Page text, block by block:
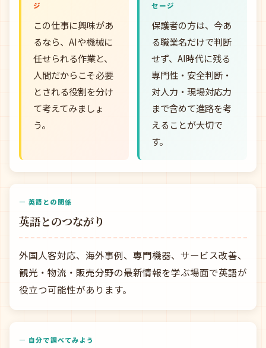
ジ
この仕事に興味があ
るなら、AIや機械に
任せられる作業と、
人間だからこそ必要
とされる役割を分け
て考えてみましょ
う。
セージ
保護者の方は、今あ
る職業名だけで判断
せず、AI時代に残る
専門性・安全判断・
対人力・現場対応力
まで含めて進路を考
えることが大切で
す。
— 英語との関係
英語とのつながり
外国人客対応、海外事例、専門機器、サービス改善、
観光・物流・販売分野の最新情報を学ぶ場面で英語が
役立つ可能性があります。
— 自分で調べてみよう